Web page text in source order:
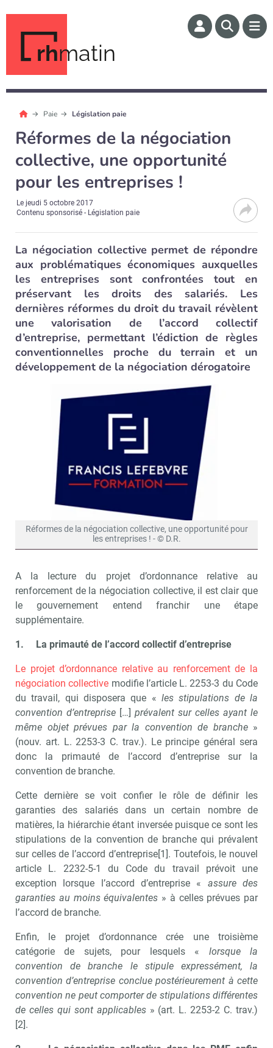
rhmatin
Paie Législation paie
Réformes de la négociation
collective, une opportunité
pour les entreprises !
Lejeudi 5 octobre 2017
Contenu sponsorisé - Législation paie
La négociation collective permet de répondre
aux problématiques économiques auxquelles
les entreprises sont confrontées tout en
préservant les droits des salariés. Les
dernières réformes du droit du travail révèlent
une valorisation de l’accord collectif
d’entreprise, permettant l’édiction de règles
conventionnelles proche du terrain et un
développement de la négociation dérogatoire
Réformes de la négociation collective, une opportunité pour
les entreprises ! - © D.R.
A la lecture du projet d’ordonnance relative au
renforcement de la négociation collective, il est clair que
le gouvernement entend franchir une étape
supplémentaire.
1. La primauté de l’accord collectif d’entreprise
Le projet d’ordonnance relative au renforcement de la
négociation collective modifie l’article L. 2253-3 du Code
du travail, qui disposera que « les stipulations de la
convention d’entreprise […] prévalent sur celles ayant le
même objet prévues par la convention de branche»
(nouv. art. L. 2253-3 C. trav.). Le principe général sera
donc la primauté de l’accord d’entreprise sur la
convention de branche.
Cette dernière se voit confier le rôle de définir les
garanties des salariés dans un certain nombre de
matières, la hiérarchie étant inversée puisque ce sont les
stipulations de la convention de branche qui prévalent
sur celles de l’accord d’entreprise[1]. Toutefois, le nouvel
article L. 2232-5-1 du Code du travail prévoit une
exception lorsque l’accord d’entreprise « assure des
garanties au moins équivalentes » à celles prévues par
l’accord de branche.
Enfin, le projet d’ordonnance crée une troisième
catégorie de sujets, pour lesquels « lorsque la
convention de branche le stipule expressément, la
convention d’entreprise conclue postérieurement à cette
convention ne peut comporter de stipulations différentes
de celles qui sont applicables» (art. L. 2253-2 C. trav.)
[2].